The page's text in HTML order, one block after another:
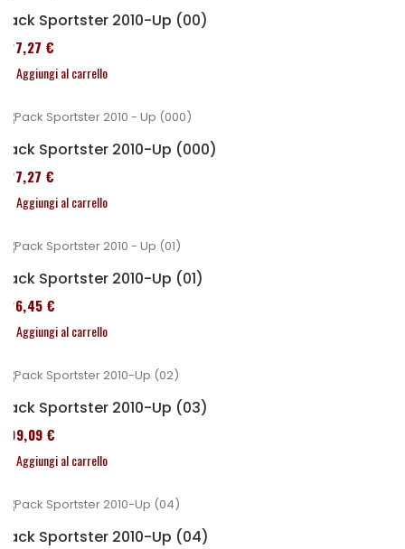
Pack Sportster 2010-Up (00)
227,27 €
Aggiungi al carrello
Pack Sportster 2010-Up (000)
227,27 €
Aggiungi al carrello
Pack Sportster 2010-Up (01)
326,45 €
Aggiungi al carrello
Pack Sportster 2010-Up (03)
409,09 €
Aggiungi al carrello
Pack Sportster 2010-Up (04)